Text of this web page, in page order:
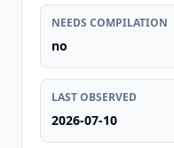
NEEDS COMPILATION
no
LAST OBSERVED
2026-07-10